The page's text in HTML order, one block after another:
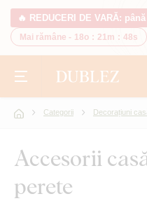
🔥 REDUCERI DE VARĂ:
Mai rămâne - 18o : 21m : 47s
Categorii Decorațiuni
Accesorii
perete